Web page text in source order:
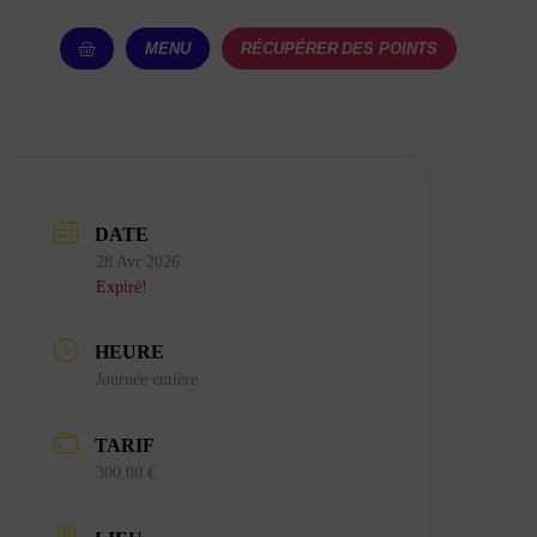
MENU RÉCUPÉRER DES POINTS
DATE
28 Avr 2026
Expiré!
HEURE
Journée entière
TARIF
300,00 €